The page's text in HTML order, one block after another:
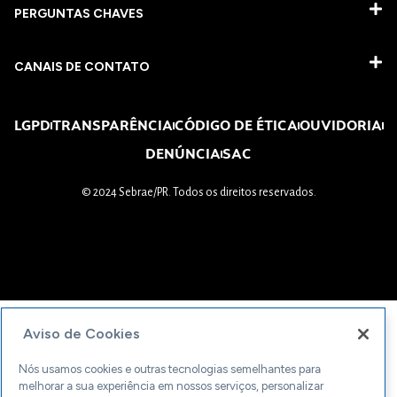
PERGUNTAS CHAVES​
CANAIS DE CONTATO
LGPDTRANSPARÊNCIACÓDIGO DE ÉTICAOUVIDORIA
DENÚNCIASAC
© 2024 Sebrae/PR. Todos os direitos reservados.
Aviso de Cookies
Nós usamos cookies e outras tecnologias semelhantes para
melhorar a sua experiência em nossos serviços, personalizar